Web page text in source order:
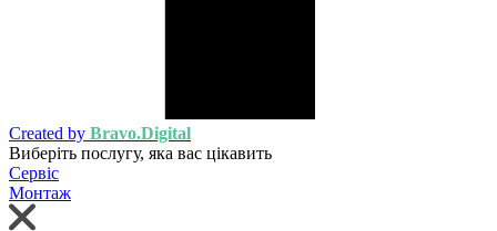
Created by Bravo.Digital
Виберіть послугу, яка вас цікавить
Сервіс
Монтаж